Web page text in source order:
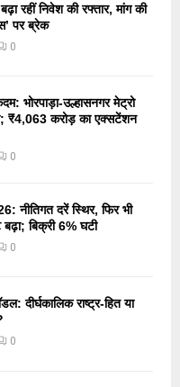
रहीं निवेश की रफ्तार, मांग की
पर ब्रेक
0
भोरपाड़ा-उल्हासनगर मेट्रो
₹4,063 करोड़ का एक्सटेंशन
0
नीतिगत दरें स्थिर, फिर भी
बिक्री 6% घटी
0
दीर्घकालिक राष्ट्र-हित या
0